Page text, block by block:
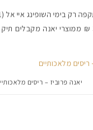
בימי השופינג איי אל (6-7/11)
+בקנייה מעל 350 ₪ ממוצרי יאנה
יאנה פרוביז – ריסים